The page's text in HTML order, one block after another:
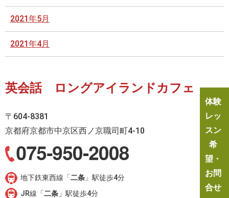
2021年5月
2021年4月
英会話 ロングアイランドカフェ
〒604-8381
京都府京都市中京区西ノ京職司町4-10
地下鉄東西線「二条 」駅徒歩4分
JR線「二条 」駅徒歩4分
体験
レッ
スン
希
望・
お問
合せ